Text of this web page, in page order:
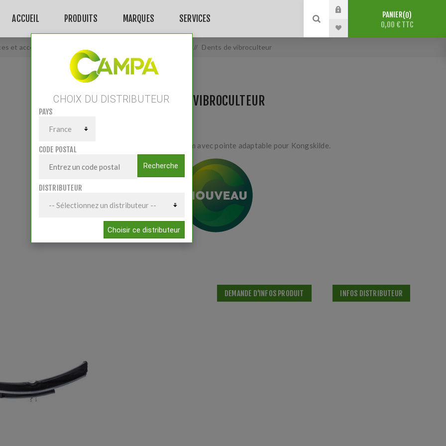
ACCUEIL PRODUITS MARQUES SERVICES PANIER 0
0,00 € TTC
et accessoires / Dents de vibroculteur
DENTS DE VIBROCULTEUR
32x10x530mm avec pointe adaptable pour Kongskilde.
DEMANDE D'INFOS PRODUIT INFOS DISTRIBUTEUR
CHOIX DU DISTRIBUTEUR
PAYS
CODE POSTAL
Recherche
DISTRIBUTEUR
Choisir ce distributeur